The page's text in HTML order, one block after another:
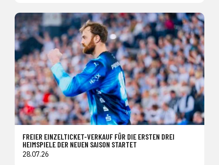
FREIER EINZELTICKET-VERKAUF FÜR DIE ERSTEN DREI
HEIMSPIELE DER NEUEN SAISON STARTET
28.07.26